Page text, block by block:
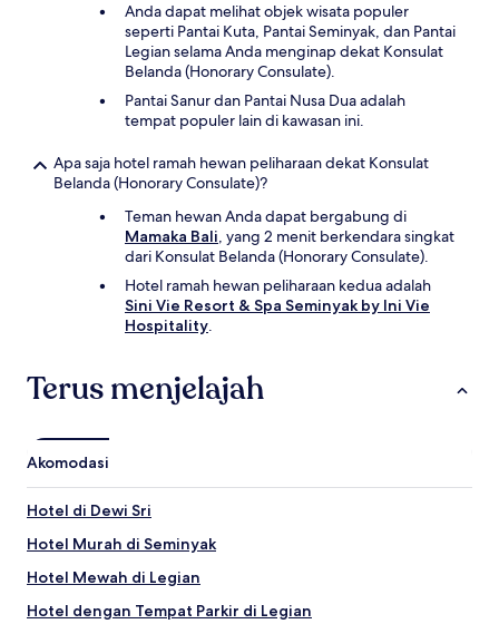
Anda dapat melihat objek wisata populer
seperti Pantai Kuta, Pantai Seminyak, dan Pantai
Legian selama Anda menginap dekat Konsulat
Belanda (Honorary Consulate).
Pantai Sanur dan Pantai Nusa Dua adalah
tempat populer lain di kawasan ini.
Apa saja hotel ramah hewan peliharaan dekat Konsulat
Belanda (Honorary Consulate)?
Teman hewan Anda dapat bergabung di
Mamaka Bali, yang 2 menit berkendara singkat
dari Konsulat Belanda (Honorary Consulate).
Hotel ramah hewan peliharaan kedua adalah
Sini Vie Resort & Spa Seminyak by Ini Vie
Hospitality.
Terus menjelajah
Akomodasi
Hotel di Dewi Sri
Hotel Murah di Seminyak
Hotel Mewah di Legian
Hotel dengan Tempat Parkir di Legian